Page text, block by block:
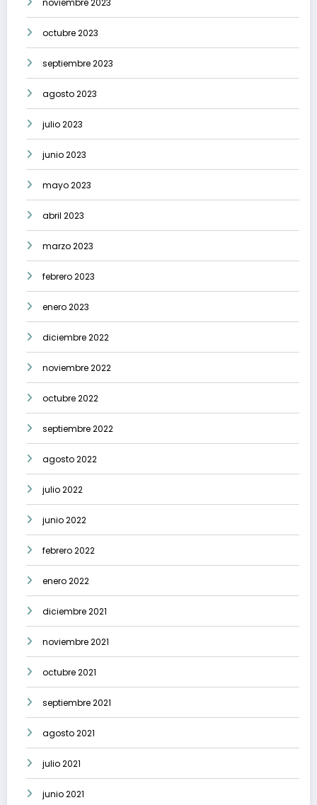
noviembre 2023
octubre 2023
septiembre 2023
agosto 2023
julio 2023
junio 2023
mayo 2023
abril 2023
marzo 2023
febrero 2023
enero 2023
diciembre 2022
noviembre 2022
octubre 2022
septiembre 2022
agosto 2022
julio 2022
junio 2022
febrero 2022
enero 2022
diciembre 2021
noviembre 2021
octubre 2021
septiembre 2021
agosto 2021
julio 2021
junio 2021